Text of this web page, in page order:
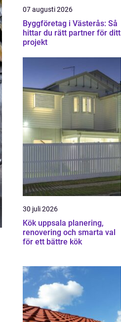
07 augusti 2026
Byggföretag i Västerås: Så
hittar du rätt partner för ditt
projekt
30 juli 2026
Kök uppsala planering,
renovering och smarta val
för ett bättre kök